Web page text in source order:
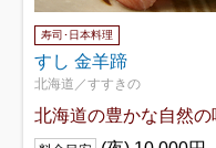
寿司･日本料理
すし 金羊蹄
北海道／すすきの
北海道の豊かな自然